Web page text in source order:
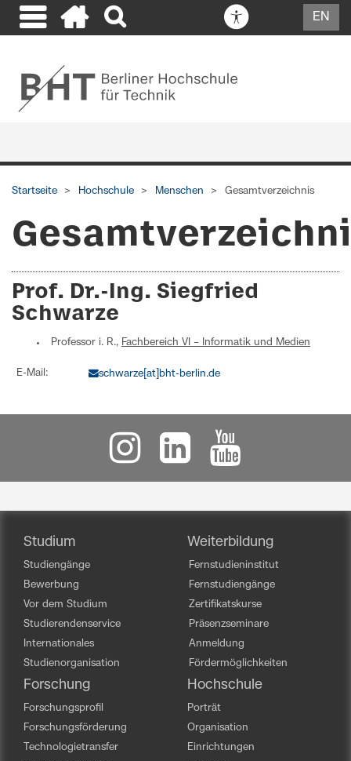
EN
Startseite Hochschule Menschen Gesamtverzeichnis
Prof. Dr.-Ing. Siegfried
Schwarze
Professor i. R., Fachbereich VI – Informatik und Medien
E-Mail: schwarze[at]bht-berlin.de
Studium
Studiengänge
Bewerbung
Vor dem Studium
Studierendenservice
Internationales
Studienorganisation
Weiterbildung
Fernstudieninstitut
Fernstudiengänge
Zertifikatskurse
Präsenzseminare
Anmeldung
Fördermöglichkeiten
Forschung
Forschungsprofil
Forschungsförderung
Technologietransfer
Hochschule
Porträt
Organisation
Einrichtungen